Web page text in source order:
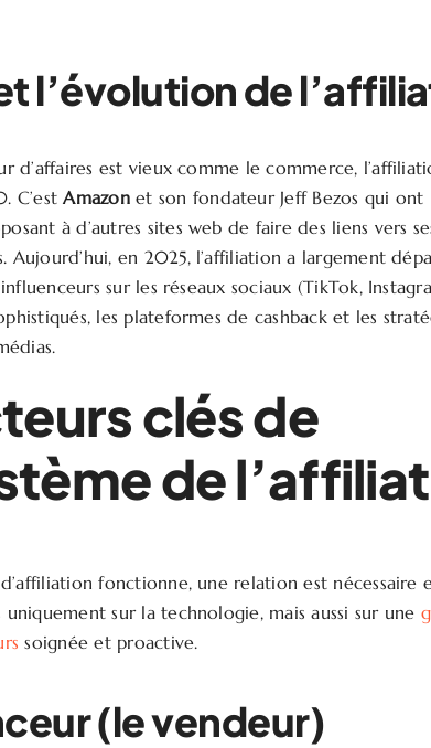
l’évolution de
d’affaires est vieux comme le commerce,
C’estAmazonet son fondateur Jeff Bezos qui ont
à d’autres sites web de faire des liens vers
Aujourd’hui, en 2025, l’affiliation a largement
sur les réseaux sociaux (TikTok,
les plateformes de cashback et les
clés de
de
fonctionne, une relation est nécessaire
uniquement sur la technologie, mais aussi sur une
soignée et proactive.
(le vendeur)